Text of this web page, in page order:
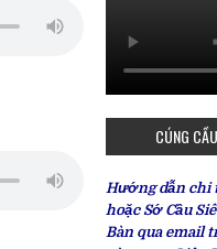
CÚNG
Hướng dẫn chi
hoặc Sớ Cầu
Bàn qua email